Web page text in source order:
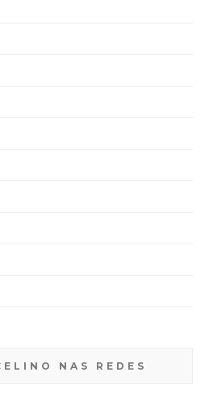
NAS REDES